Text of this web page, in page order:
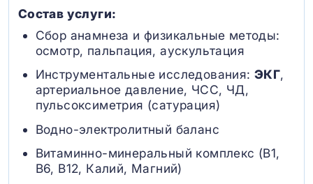
Состав услуги:
Сбор анамнеза и физикальные методы:
осмотр, пальпация, аускультация
Инструментальные исследования: ЭКГ,
артериальное давление, ЧСС, ЧД,
пульсоксиметрия (сатурация)
Водно-электролитный баланс
Витаминно-минеральный комплекс (B1,
B6, В12, Калий, Магний)